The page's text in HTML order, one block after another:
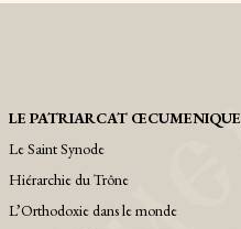
LE PATRIARCAT ŒCUMENIQUE
Le Saint Synode
Hiérarchie du Trône
L’Orthodoxie dans le monde